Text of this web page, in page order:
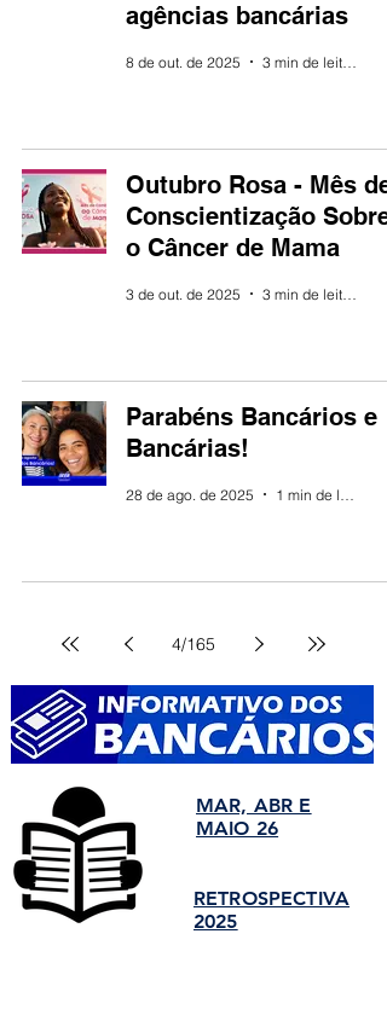
agências bancárias
8 de out. de 2025
Outubro Rosa - Mês de
Conscientização Sobre
o Câncer de Mama
3 de out. de 2025
Parabéns Bancários e
Bancárias!
28 de ago. de 2025
4/165
MAR, ABR E
MAIO 26
RETROSPECTIVA
2025